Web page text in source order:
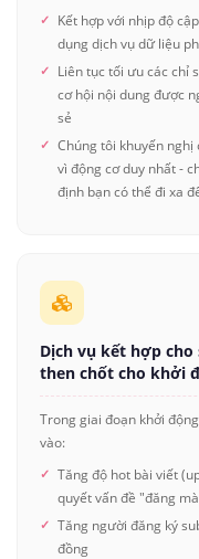
Kết hợp với nhịp độ
dụng dịch vụ dữ liệu
Liên tục tối ưu các chỉ
cơ hội nội dung được
sẻ
Chúng tôi khuyến
vì động cơ duy nhất -
định bạn có thể đi xa
Dịch vụ kết hợp
then chốt cho khởi
Trong giai đoạn khởi
vào:
Tăng độ hot bài viết
quyết vấn đề "đăng
Tăng người đăng ký
đồng